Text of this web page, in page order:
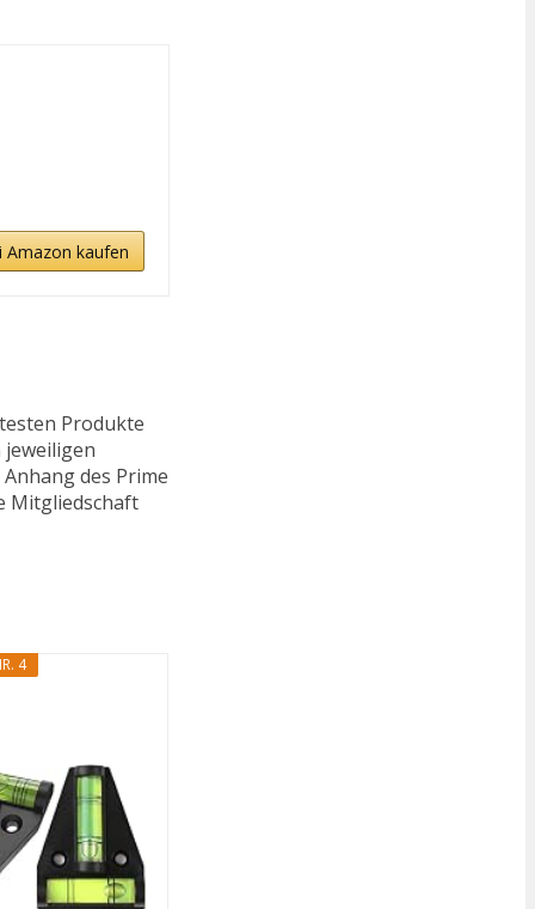
Amazon kaufen
Produkte
des Prime
Mitgliedschaft
4